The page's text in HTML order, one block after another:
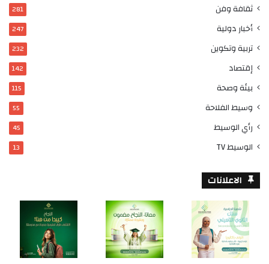
ثقافة وفن 281
أخبار دولية 247
تربية وتكوين 232
إقتصاد 142
بيئة وصحة 115
وسيط الفلاحة 55
رأي الوسيط 45
الوسيط TV 13
الاعلانات